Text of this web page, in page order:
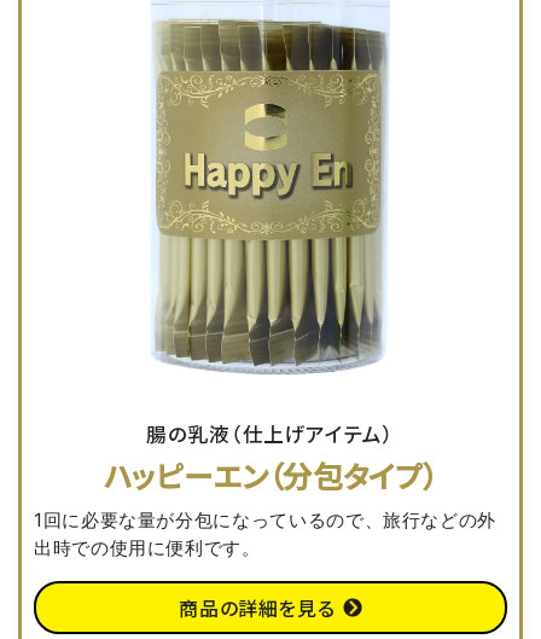
腸の乳液（仕上げアイテム）
ハッピーエン（分包タイプ）
1回に必要な量が分包になっているので、旅行などの外
出時での使用に便利です。
商品の詳細を見る